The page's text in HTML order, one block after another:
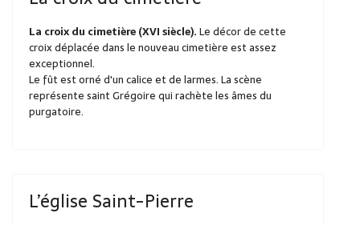
La croix du cimetière (XVI siècle).Le décor de cette
croix déplacée dans le nouveau cimetière est assez
exceptionnel.
Le fût est orné d'un calice et de larmes. La scène
représente saint Grégoire qui rachète les âmes du
purgatoire.
L’église Saint-Pierre